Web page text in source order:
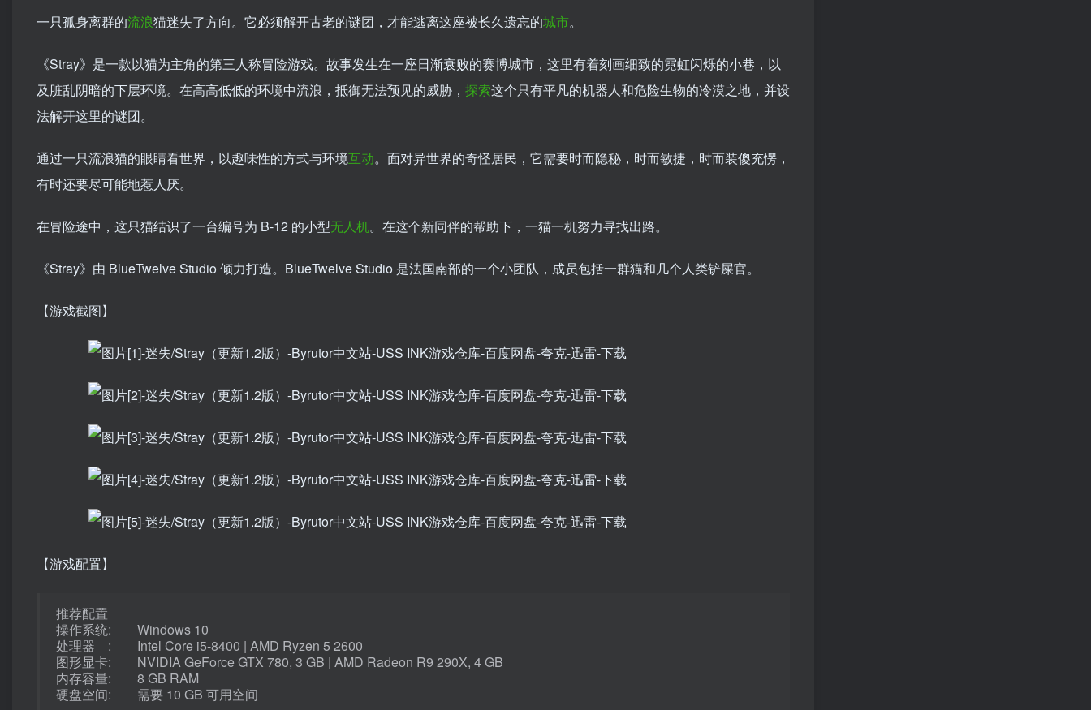
一只孤身离群的流浪猫迷失了方向。它必须解开古老的谜团，才能逃离这座被长久遗忘的城市。
《Stray》是一款以猫为主角的第三人称冒险游戏。故事发生在一座日渐衰败的赛博城市，这里有着刻画细致的霓虹闪烁的小巷，以
及脏乱阴暗的下层环境。在高高低低的环境中流浪，抵御无法预见的威胁， 探索这个只有平凡的机器人和危险生物的冷漠之地，并设
法解开这里的谜团。
通过一只流浪猫的眼睛看世界，以趣味性的方式与环境互动。面对异世界的奇怪居民，它需要时而隐秘，时而敏捷，时而装傻充愣，
有时还要尽可能地惹人厌。
在冒险途中，这只猫结识了一台编号为 B-12 的小型无人机。在这个新同伴的帮助下，一猫一机努力寻找出路。
《Stray》由 BlueTwelve Studio 倾力打造。BlueTwelve Studio 是法国南部的一个小团队，成员包括一群猫和几个人类铲屎官。
【游戏截图】
【游戏配置】
推荐配置
操作系统: Windows 10
处理器 : Intel Core i5-8400 | AMD Ryzen 5 2600
图形显卡: NVIDIA GeForce GTX 780, 3 GB | AMD Radeon R9 290X, 4 GB
内存容量: 8 GB RAM
硬盘空间: 需要 10 GB 可用空间